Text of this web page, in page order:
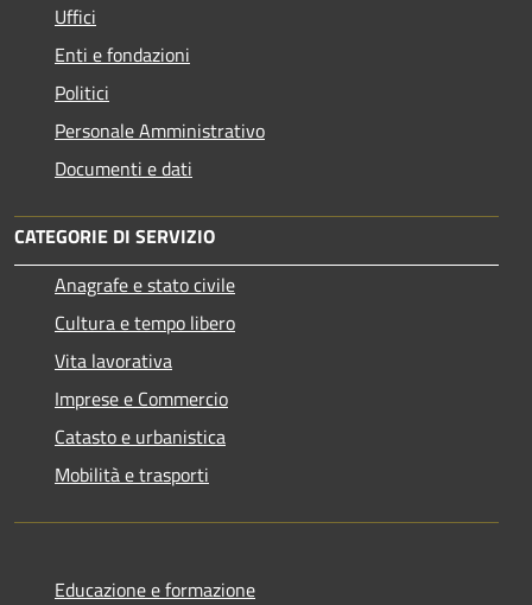
Uffici
Enti e fondazioni
Politici
Personale Amministrativo
Documenti e dati
CATEGORIE DI SERVIZIO
Anagrafe e stato civile
Cultura e tempo libero
Vita lavorativa
Imprese e Commercio
Catasto e urbanistica
Mobilità e trasporti
Educazione e formazione